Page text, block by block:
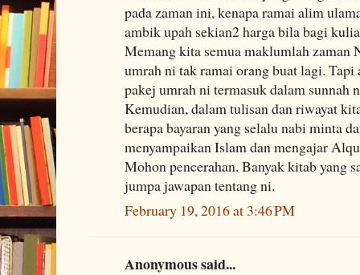
pada zaman ini, kenapa ramai alim
ambik upah sekian2 harga bila bagi
Memang kita semua maklumlah zaman
umrah ni tak ramai orang buat lagi. Tapi
pakej umrah ni termasuk dalam sunnah
Kemudian, dalam tulisan dan riwayat
berapa bayaran yang selalu nabi minta
menyampaikan Islam dan mengajar
Mohon pencerahan. Banyak kitab yang
jumpa jawapan tentang ni.
February 19, 2016 at 3:46 PM
Anonymous said...